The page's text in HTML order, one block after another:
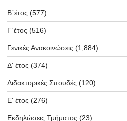
Β΄έτος (577)
Γ΄έτος (516)
Γενικές Ανακοινώσεις (1,884)
Δ' έτος (374)
Διδακτορικές Σπουδές (120)
Ε' έτος (276)
Εκδηλώσεις Τμήματος (23)